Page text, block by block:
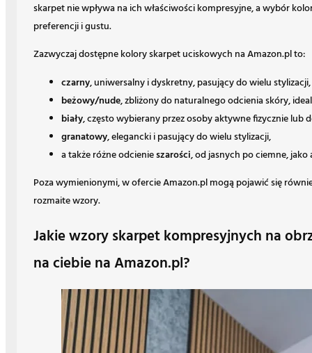
skarpet nie wpływa na ich właściwości kompresyjne, a wybór
preferencji i gustu.
Zazwyczaj dostępne kolory skarpet uciskowych na Amazon.pl to:
czarny, uniwersalny i dyskretny, pasujący do wielu stylizacji,
beżowy/nude, zbliżony do naturalnego odcienia skóry,
biały, często wybierany przez osoby aktywne fizycznie lub
granatowy, elegancki i pasujący do wielu stylizacji,
a także różne odcienieszarości, od jasnych po ciemne,
Poza wymienionymi, w ofercie Amazon.pl mogą pojawić się
rozmaite wzory.
Jakie wzory skarpet kompresyjnych na
na ciebie na Amazon.pl?